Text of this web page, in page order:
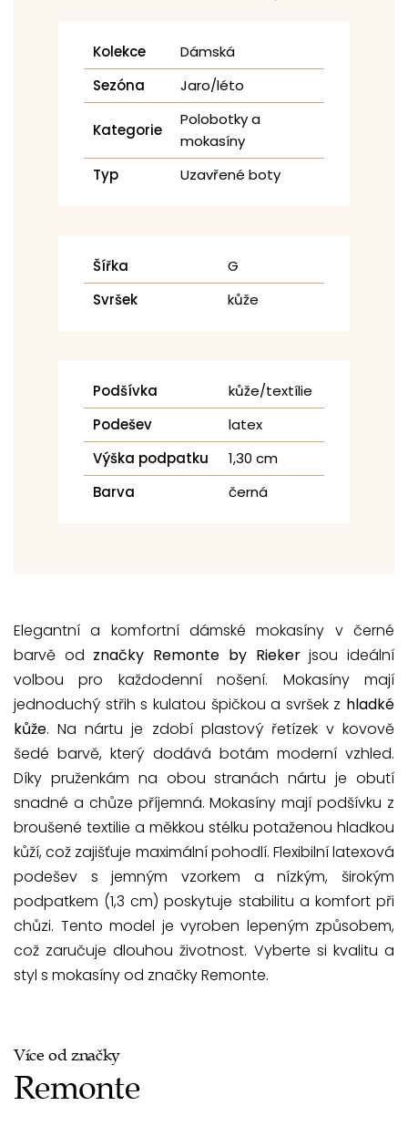
Kolekce
Dámská
Sezóna
Jaro/léto
Kategorie
Polobotky a
mokasíny
Typ
Uzavřené boty
Šířka
G
Svršek
kůže
Podšívka
kůže/textílie
Podešev
latex
Výška podpatku
1,30 cm
Barva
černá
Elegantní a komfortní dámské mokasíny v černé
barvě od značky Remonte by Riekerjsou ideální
volbou pro každodenní nošení. Mokasíny mají
jednoduchý střih s kulatou špičkou a svršek z hladké
kůže. Na nártu je zdobí plastový řetízek v kovově
šedé barvě, který dodává botám moderní vzhled.
Díky pruženkám na obou stranách nártu je obutí
snadné a chůze příjemná. Mokasíny mají podšívku z
broušené textilie a měkkou stélku potaženou hladkou
kůží, což zajišťuje maximální pohodlí. Flexibilní latexová
podešev s jemným vzorkem a nízkým, širokým
podpatkem (1,3 cm) poskytuje stabilitu a komfort při
chůzi. Tento model je vyroben lepeným způsobem,
což zaručuje dlouhou životnost. Vyberte si kvalitu a
styl s mokasíny od značky Remonte.
Více od značky
Remonte